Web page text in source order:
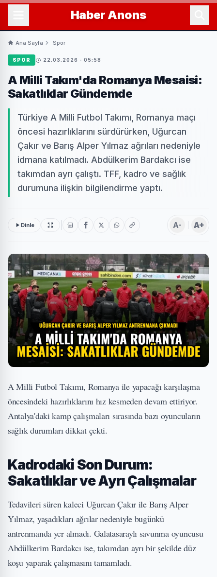
Haber Anons
Ana Sayfa Spor
SPOR 22.03.2026 - 05:58
A Milli Takım'da Romanya Mesaisi:
Sakatlıklar Gündemde
Türkiye A Milli Futbol Takımı, Romanya maçı
öncesi hazırlıklarını sürdürürken, Uğurcan
Çakır ve Barış Alper Yılmaz ağrıları nedeniyle
idmana katılmadı. Abdülkerim Bardakcı ise
takımdan ayrı çalıştı. TFF, kadro ve sağlık
durumuna ilişkin bilgilendirme yaptı.
Dinle A- A+
A Milli Futbol Takımı, Romanya ile yapacağı karşılaşma
öncesindeki hazırlıklarını hız kesmeden devam ettiriyor.
Antalya'daki kamp çalışmaları sırasında bazı oyuncuların
sağlık durumları dikkat çekti.
Kadrodaki Son Durum:
Sakatlıklar ve Ayrı Çalışmalar
Tedavileri süren kaleci Uğurcan Çakır ile Barış Alper
Yılmaz, yaşadıkları ağrılar nedeniyle bugünkü
antrenmanda yer almadı. Galatasaraylı savunma oyuncusu
Abdülkerim Bardakcı ise, takımdan ayrı bir şekilde düz
koşu yaparak çalışmasını tamamladı.